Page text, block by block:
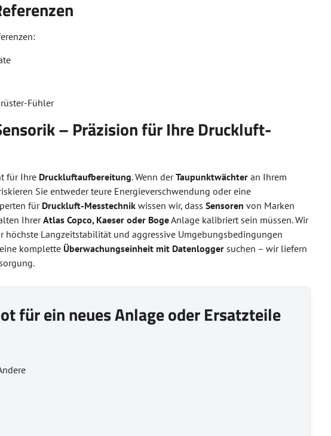
Fühler
– Präzision für Ihre Druckluft-
für Ihre Druckluftaufbereitung. Wenn derTaupunktwächter an Ihrem
Sie entweder teure Energieverschwendung oder eine
für Druckluft-Messtechnik wissen wir, dassSensoren von Marken
IhrerAtlas Copco, Kaeser oder BogeAnlage kalibriert sein müssen. Wir
höchste Langzeitstabilität und aggressive Umgebungsbedingungen
komplette Überwachungseinheit mit Datenlogger suchen – wir liefern
für ein neues Anlage oder Ersatzteile